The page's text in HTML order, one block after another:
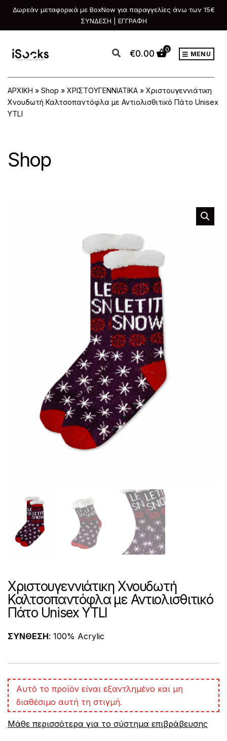
Δωρεάν μεταφορικά με BoxNow για παραγγελίες άνω των 15€
ΣΥΝΔΕΣΗ | ΕΓΓΡΑΦΗ
€0.00 0
MENU
ΑΡΧΙΚΗ » Shop » ΧΡΙΣΤΟΥΓΕΝΝΙΑΤΙΚΑ » Χριστουγεννιάτικη
Χνουδωτή Καλτσοπαντόφλα με Αντιολισθιτικό Πάτο Unisex
YTLI
Shop
Χριστουγεννιάτικη Χνουδωτή
Καλτσοπαντόφλα με Αντιολισθιτικό
Πάτο Unisex YTLI
ΣΥΝΘΕΣΗ: 100% Acrylic
Αυτό το προϊόν είναι εξαντλημένο και μη
διαθέσιμο αυτή τη στιγμή.
Μάθε περισσότερα για το σύστημα επιβράβευσης